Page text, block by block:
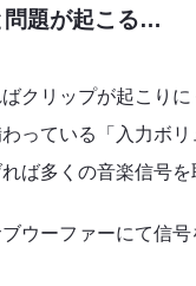
問題が起こる…
クリップが起こりに
っている「入力ボ
ば多くの音楽信号を
ウーファーにて信